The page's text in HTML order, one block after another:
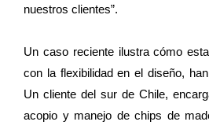
nuestros clientes”.
Un caso reciente ilustra cómo
con la flexibilidad en el diseño,
Un cliente del sur de Chile,
acopio y manejo de chips de